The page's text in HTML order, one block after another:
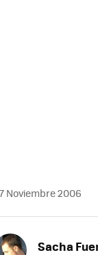
Noviembre 2006
Sacha